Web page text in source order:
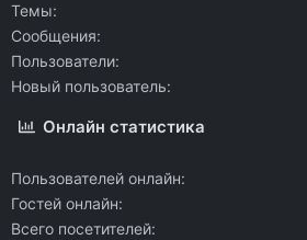
Темы
Сообщения
Пользователи
Новый пользователь
Онлайн статистика
Пользователей онлайн
Гостей онлайн
Всего посетителей